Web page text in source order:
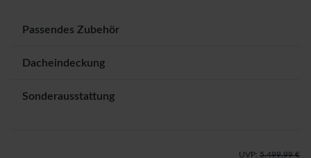
Passendes Zubehör
Dacheindeckung
Sonderausstattung
UVP: 5.499,99 €